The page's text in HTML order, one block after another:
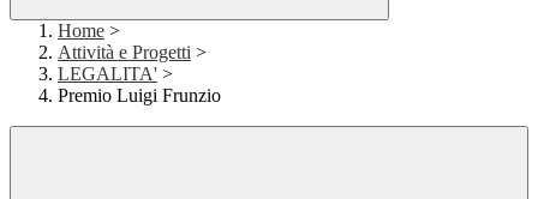
Home >
Attività e Progetti >
LEGALITA' >
Premio Luigi Frunzio